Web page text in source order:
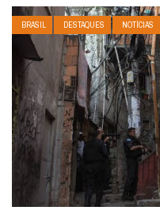
BRASIL DESTAQUES NOTÍCIAS